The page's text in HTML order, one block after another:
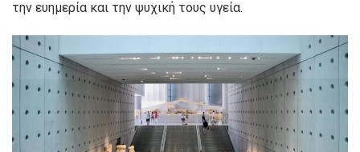
την ευημερία και την ψυχική τους υγεία.